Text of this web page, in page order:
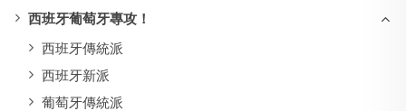
西班牙葡萄牙專攻！
西班牙傳統派
西班牙新派
葡萄牙傳統派